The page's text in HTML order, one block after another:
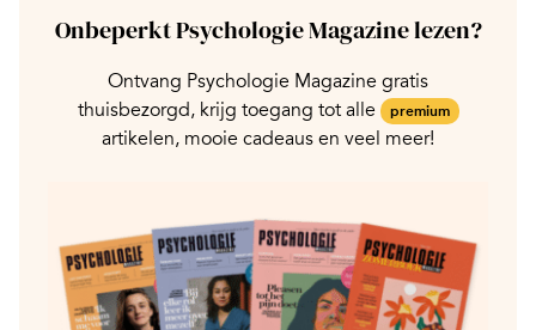
Onbeperkt Psychologie Magazine lezen?
Ontvang Psychologie Magazine gratis
thuisbezorgd, krijg toegang tot alle
premium
artikelen, mooie cadeaus en veel meer!